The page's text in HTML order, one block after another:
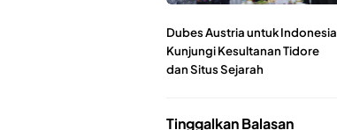
Dubes Austria untuk Indonesia
Kunjungi Kesultanan Tidore
dan Situs Sejarah
Tinggalkan Balasan